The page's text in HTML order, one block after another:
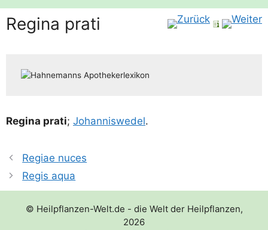
Regina prati
Regi­na pra­ti; Johan­nis­we­del.
Regiae nuces
Regis aqua
© Heilpflanzen-Welt.de - die Welt der Heilpflanzen,
2026